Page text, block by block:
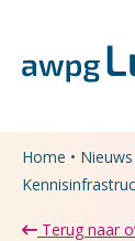
Home • Nieuws
Terug naar